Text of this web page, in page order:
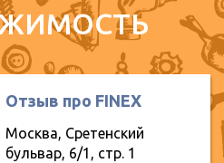
Отзыв про FINEX
Москва, Сретенский
бульвар, 6/1, стр. 1